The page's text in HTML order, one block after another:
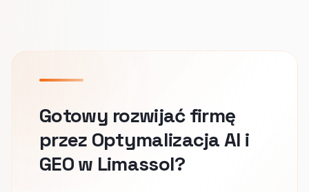
Gotowy rozwijać firmę
przez Optymalizacja AI i
GEO w Limassol?